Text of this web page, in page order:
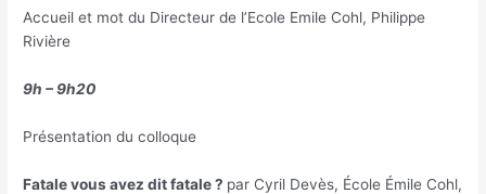
Accueil et mot du Directeur de l’Ecole Emile Cohl, Philippe
Rivière
9h – 9h20
Présentation du colloque
Fatale vous avez dit fatale ? par Cyril Devès, École Émile Cohl,